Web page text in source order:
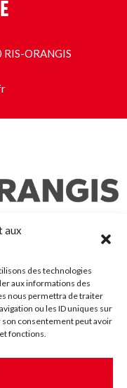
aux
des technologies
aux informations des
nous permettra de traiter
ou les ID uniques sur
son consentement peut avoir
fonctions.
RIS-ORANGIS